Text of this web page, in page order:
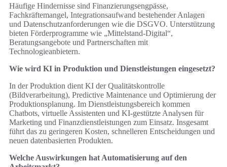
Häufige Hindernisse sind Finanzierungsengpässe,
Fachkräftemangel, Integrationsaufwand bestehender Anlagen
und Datenschutzanforderungen wie die DSGVO. Unterstützung
bieten Förderprogramme wie „Mittelstand-Digital“,
Beratungsangebote und Partnerschaften mit
Technologieanbietern.
Wie wird KI in Produktion und Dienstleistungen eingesetzt?
In der Produktion dient KI der Qualitätskontrolle
(Bildverarbeitung), Predictive Maintenance und Optimierung der
Produktionsplanung. Im Dienstleistungsbereich kommen
Chatbots, virtuelle Assistenten und KI-gestützte Analysen für
Marketing und Finanzdienstleistungen zum Einsatz. Insgesamt
führt das zu geringeren Kosten, schnelleren Entscheidungen und
neuen datenbasierten Produkten.
Welche Auswirkungen hat Automatisierung auf den